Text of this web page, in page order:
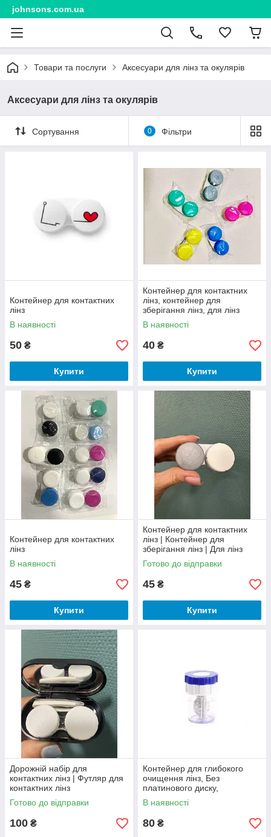
johnsons.com.ua
Товари та послуги Аксесуари для лінз та окулярів
Аксесуари для лінз та окулярів
Сортування 0 Фільтри
Контейнер для контактних
лінз
В наявності
50 ₴
Купити
Контейнер для контактних
лінз, контейнер для
зберігання лінз, для лінз
контейнер, коробочка для
лінз, кейс для лінз
В наявності
40 ₴
Купити
Контейнер для контактних
лінз
В наявності
45 ₴
Купити
Контейнер для контактних
лінз | Контейнер для
зберігання лінз | Для лінз
контейнер | Коробочка для
лінз | Кейс для лінз
Готово до відправки
45 ₴
Купити
Дорожній набір для
контактних лінз | Футляр для
контактних лінз
Готово до відправки
100 ₴
Контейнер для глибокого
очищення лінз, Без
платинового диску,
Контейнер для пероксидного
розчину, Баночка для
В наявності
80 ₴